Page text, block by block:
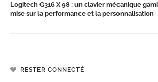
Logitech G316 X 98 : un clavier mécanique
mise sur la performance et la personnalisation
RESTER CONNECTÉ